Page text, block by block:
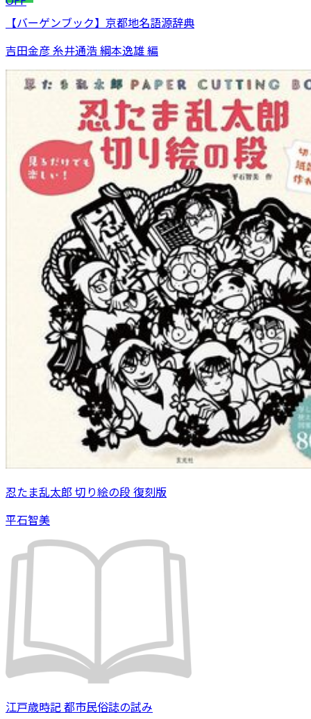
【バーゲンブック】京都地名語源辞典
吉田金彦 糸井通浩 綱本逸雄 編
忍たま乱太郎 切り絵の段 復刻版
平石智美
江戸歳時記 都市民俗誌の試み